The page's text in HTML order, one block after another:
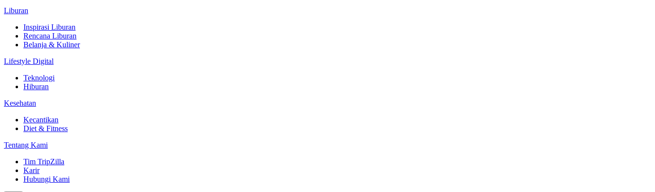
Liburan
Inspirasi Liburan
Rencana Liburan
Belanja & Kuliner
Lifestyle Digital
Teknologi
Hiburan
Kesehatan
Kecantikan
Diet & Fitness
Tentang Kami
Tim TripZilla
Karir
Hubungi Kami